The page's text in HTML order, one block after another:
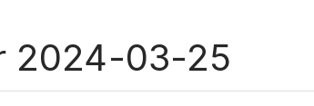
2024-03-25